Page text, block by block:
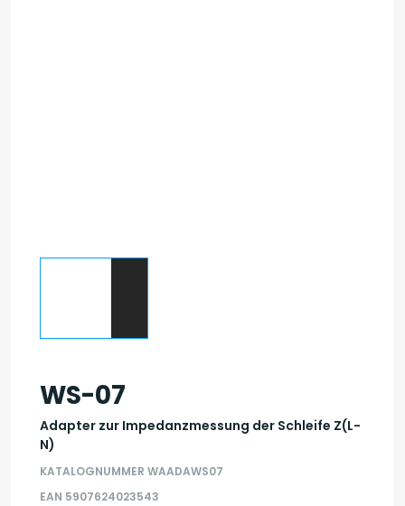
WS-07
Adapter zur Impedanzmessung der Schleife Z(L-
N)
KATALOGNUMMER WAADAWS07
EAN 5907624023543